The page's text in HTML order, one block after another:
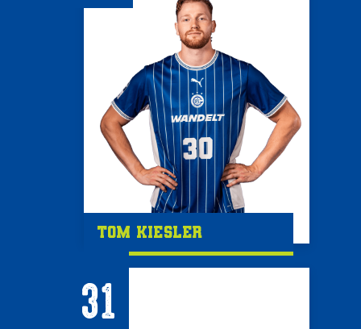
Tom Kiesler
31